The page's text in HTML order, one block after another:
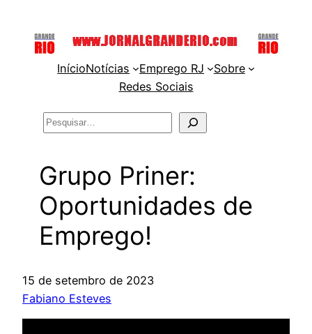
InícioNotícias Emprego RJ
Sobre
Redes Sociais
Pesquisar
Grupo Priner:
Oportunidades de
Emprego!
15 de setembro de 2023
Fabiano Esteves